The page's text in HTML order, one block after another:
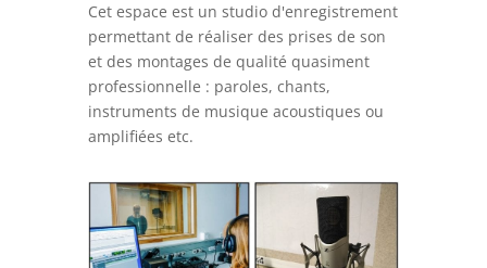
Cet espace est un studio d'enregistrement
permettant de réaliser des prises de son
et des montages de qualité quasiment
professionnelle : paroles, chants,
instruments de musique acoustiques ou
amplifiées etc.